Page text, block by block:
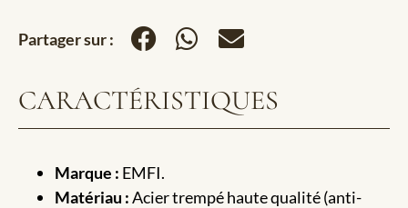
CARACTÉRISTIQUES
Marque : EMFI.
Matériau :Acier trempé haute qualité (anti-
Partager sur :